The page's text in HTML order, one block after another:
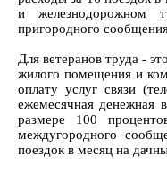
и железнодорожном
пригородного
Для ветеранов труда -
жилого помещения и
оплату услуг связи
ежемесячная денежная
размере 100
междугородного
поездок в месяц на